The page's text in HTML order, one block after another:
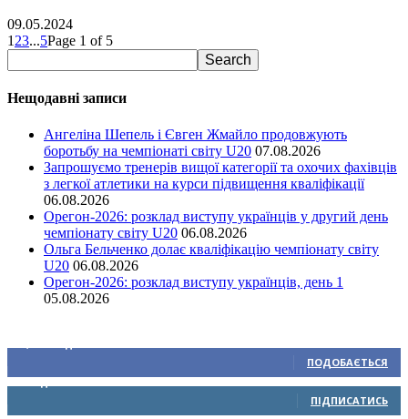
09.05.2024
1 23...5Page 1 of 5
Нещодавні записи
Ангеліна Шепель і Євген Жмайло продовжують
боротьбу на чемпіонаті світу U20 07.08.2026
Запрошуємо тренерів вищої категорії та охочих фахівців
з легкої атлетики на курси підвищення кваліфікації
06.08.2026
Орегон-2026: розклад виступу українців у другий день
чемпіонату світу U20 06.08.2026
Ольга Бельченко долає кваліфікацію чемпіонату світу
U20 06.08.2026
Орегон-2026: розклад виступу українців, день 1
05.08.2026
ПОДОБАЄТЬСЯ
ПІДПИСАТИСЬ